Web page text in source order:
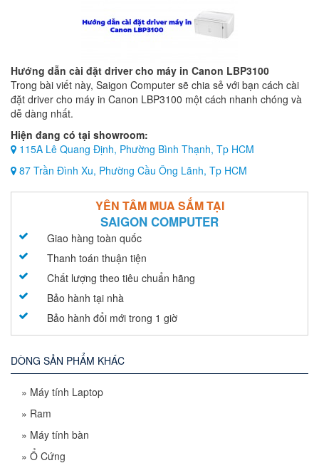
Hướng dẫn cài đặt driver cho máy in Canon LBP3100
Trong bài viết này, Saigon Computer sẽ chia sẻ với bạn cách cài
đặt driver cho máy in Canon LBP3100 một cách nhanh chóng và
dễ dàng nhất.
Hiện đang có tại showroom:
115A Lê Quang Định, Phường Bình Thạnh, Tp HCM
87 Trần Đình Xu, Phường Cầu Ông Lãnh, Tp HCM
YÊN TÂM MUA SẮM TẠI
SAIGON COMPUTER
Giao hàng toàn quốc
Thanh toán thuận tiện
Chất lượng theo tiêu chuẩn hãng
Bảo hành tại nhà
Bảo hành đổi mới trong 1 giờ
DÒNG SẢN PHẨM KHÁC
» Máy tính Laptop
» Ram
» Máy tính bàn
» Ổ Cứng